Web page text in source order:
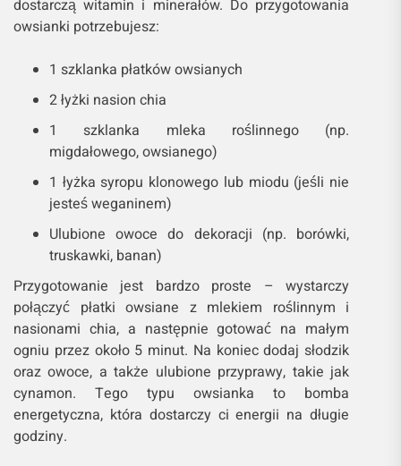
dostarczą witamin i minerałów. Do przygotowania
owsianki potrzebujesz:
1 szklanka płatków owsianych
2 łyżki nasion chia
1 szklanka mleka roślinnego (np.
migdałowego, owsianego)
1 łyżka syropu klonowego lub miodu (jeśli nie
jesteś weganinem)
Ulubione owoce do dekoracji (np. borówki,
truskawki, banan)
Przygotowanie jest bardzo proste – wystarczy
połączyć płatki owsiane z mlekiem roślinnym i
nasionami chia, a następnie gotować na małym
ogniu przez około 5 minut. Na koniec dodaj słodzik
oraz owoce, a także ulubione przyprawy, takie jak
cynamon. Tego typu owsianka to bomba
energetyczna, która dostarczy ci energii na długie
godziny.